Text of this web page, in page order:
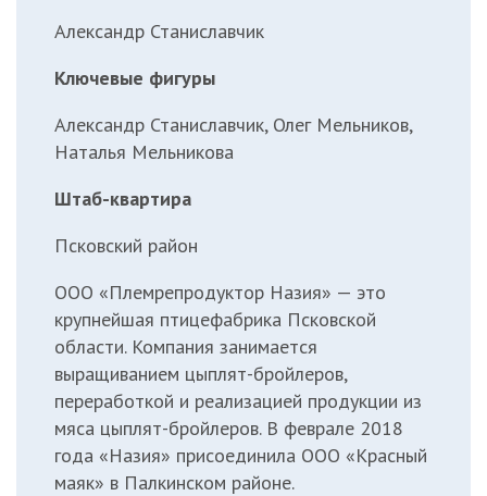
Александр Станиславчик
Ключевые фигуры
Александр Станиславчик, Олег Мельников,
Наталья Мельникова
Штаб-квартира
Псковский район
ООО «Племрепродуктор Назия» — это
крупнейшая птицефабрика Псковской
области. Компания занимается
выращиванием цыплят-бройлеров,
переработкой и реализацией продукции из
мяса цыплят-бройлеров. В феврале 2018
года «Назия» присоединила ООО «Красный
маяк» в Палкинском районе.